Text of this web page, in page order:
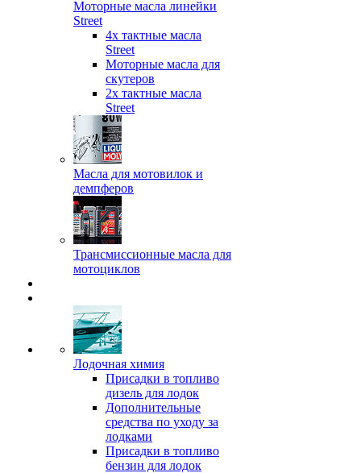
Моторные масла линейки
Street
4х тактные масла
Street
Моторные масла для
скутеров
2х тактные масла
Street
Масла для мотовилок и
демпферов
Трансмиссионные масла для
мотоциклов
Лодочная химия
Присадки в топливо
дизель для лодок
Дополнительные
средства по уходу за
лодками
Присадки в топливо
бензин для лодок